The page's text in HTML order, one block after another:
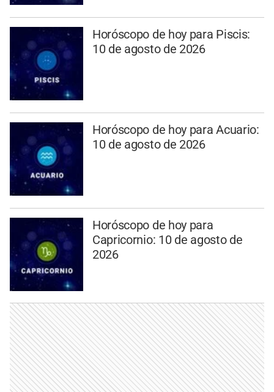
Horóscopo de hoy para Piscis:
10 de agosto de 2026
Horóscopo de hoy para Acuario:
10 de agosto de 2026
Horóscopo de hoy para
Capricornio: 10 de agosto de
2026